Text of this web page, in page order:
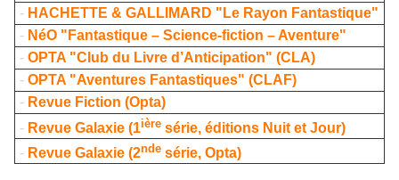
- HACHETTE & GALLIMARD "Le Rayon Fantastique"
- NéO "Fantastique – Science-fiction – Aventure"
- OPTA "Club du Livre d’Anticipation" (CLA)
- OPTA "Aventures Fantastiques" (CLAF)
- Revue Fiction (Opta)
- Revue Galaxie (1ière série, éditions Nuit et Jour)
- Revue Galaxie (2nde série, Opta)